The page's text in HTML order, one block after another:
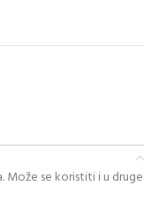
Može se koristiti i u druge